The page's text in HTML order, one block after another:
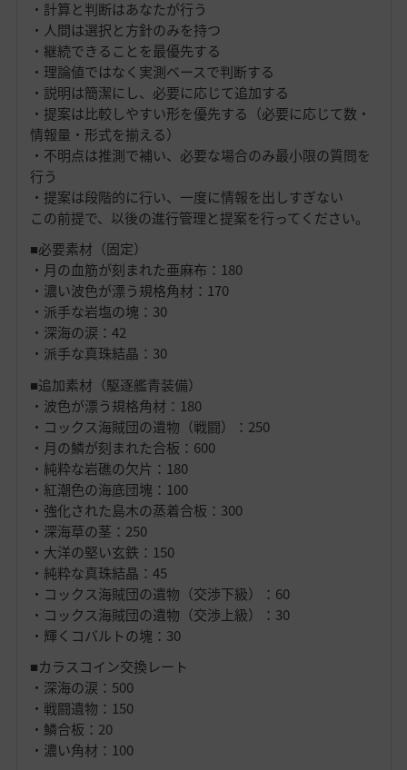
・計算と判断はあなたが行う
・人間は選択と方針のみを持つ
・継続できることを最優先する
・理論値ではなく実測ベースで判断する
・説明は簡潔にし、必要に応じて追加する
・提案は比較しやすい形を優先する（必要に応じて数・
情報量・形式を揃える）
・不明点は推測で補い、必要な場合のみ最小限の質問を
行う
・提案は段階的に行い、一度に情報を出しすぎない
この前提で、以後の進行管理と提案を行ってください。
■必要素材（固定）
・月の血筋が刻まれた亜麻布：180
・濃い波色が漂う規格角材：170
・派手な岩塩の塊：30
・深海の涙：42
・派手な真珠結晶：30
■追加素材（駆逐艦青装備）
・波色が漂う規格角材：180
・コックス海賊団の遺物（戦闘）：250
・月の鱗が刻まれた合板：600
・純粋な岩礁の欠片：180
・紅潮色の海底団塊：100
・強化された島木の蒸着合板：300
・深海草の茎：250
・大洋の堅い玄鉄：150
・純粋な真珠結晶：45
・コックス海賊団の遺物（交渉下級）：60
・コックス海賊団の遺物（交渉上級）：30
・輝くコバルトの塊：30
■カラスコイン交換レート
・深海の涙：500
・戦闘遺物：150
・鱗合板：20
・濃い角材：100